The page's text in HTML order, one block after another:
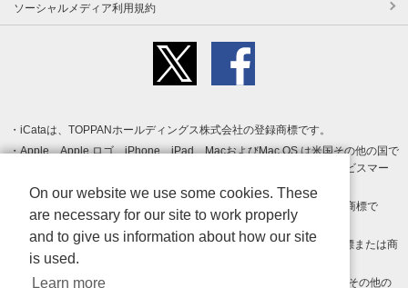
ソーシャルメディア利用規約
iCataは、TOPPANホールディングス株式会社の登録商標です。
Apple、Apple ロゴ、iPhone、iPad、MacおよびMac OS は米国その他の国で
登録された Apple Inc. の商標です。App Store は Apple Inc. のサービスマー
クです。
Android、Google Play および Google Play ロゴ は Google LLC の商標で
す。
Windows は Microsoft Inc.の米国およびその他の国における登録商標または商
標です。
Adobe、Adobe Reader、Adobe PDF は、Adobe Inc.の米国およびその他の
On our website we use some cookies. These
are necessary for our site to work properly
and to give us information about how our site
is used.
Learn more